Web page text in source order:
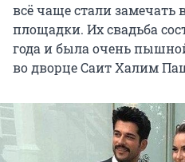
всё чаще стали замечать
площадки. Их свадьба
года и была очень
во дворце Саит Халим